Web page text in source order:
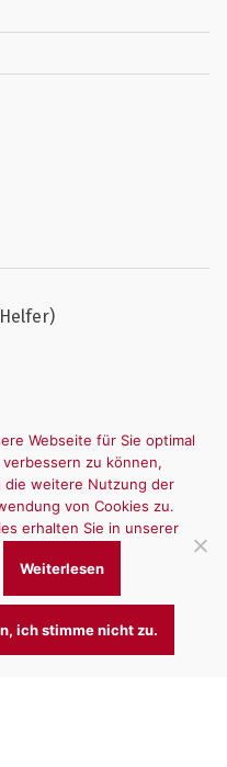
Webseite für Sie optimal
zu können,
die weitere Nutzung der
von Cookies zu.
erhalten Sie in unserer
Weiterlesen
ich stimme nicht zu.